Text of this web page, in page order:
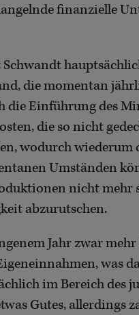
finanzielle
die momentan
die Einführung des
die so nicht
wodurch
Umständen
nicht mehr
abzurutschen.
Jahr zwar
was
im Bereich des
Gutes, allerdings